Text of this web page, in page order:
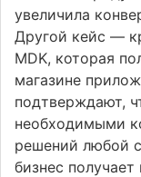
увеличила
Другой кейс —
MDK, которая
магазине
подтверждают,
необходимыми
решений любой
бизнес